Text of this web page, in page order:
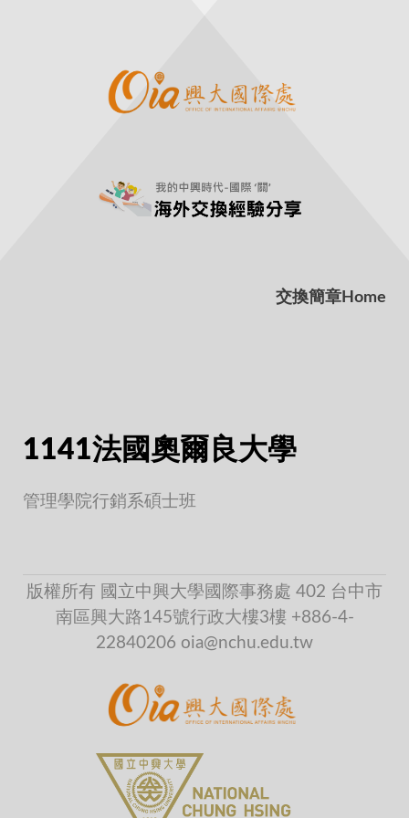
交換簡章 Home
1141法國奧爾良大學
管理學院行銷系碩士班
版權所有 國立中興大學國際事務處 402 台中市
南區興大路145號行政大樓3樓 +886-4-
22840206 oia@nchu.edu.tw